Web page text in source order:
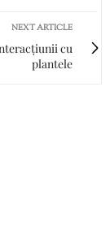
NEXT ARTICLE
cu
plantele